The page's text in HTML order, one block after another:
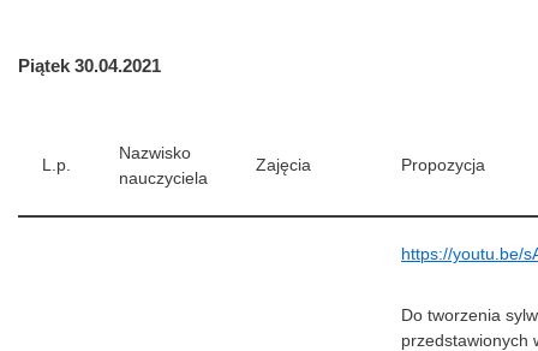
Piątek 30.04.2021
L.p.
Nazwisko
nauczyciela
Zajęcia Propozycja
https://youtu.be/
Do tworzenia
przedstawionych